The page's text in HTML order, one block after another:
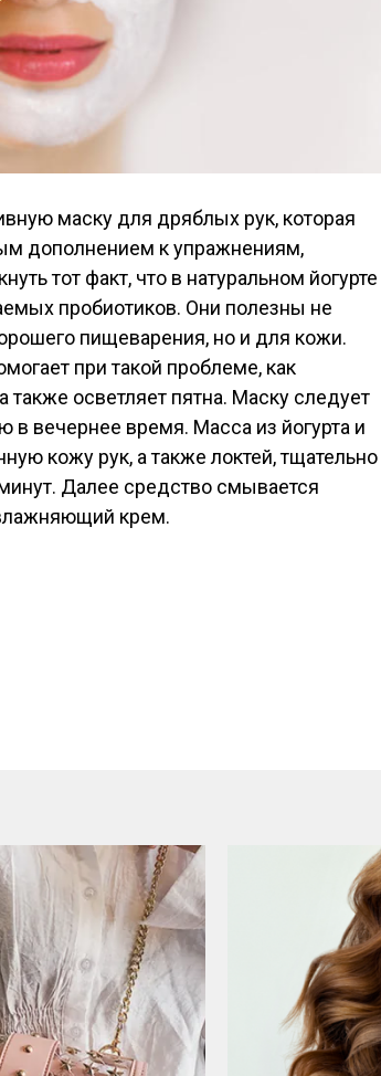
маску для дряблых рук, которая
дополнением к упражнениям,
тот факт, что в натуральном йогурте
пробиотиков. Они полезны не
пищеварения, но и для кожи.
при такой проблеме, как
осветляет пятна. Маску следует
в вечернее время. Масса из йогурта и
кожу рук, а также локтей, тщательно
Далее средство смывается
крем.